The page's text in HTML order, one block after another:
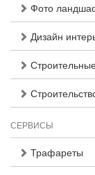
Фото
Дизайн
СЕРВИСЫ
Трафареты